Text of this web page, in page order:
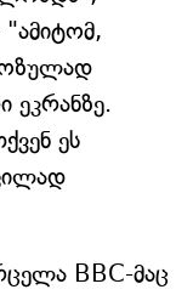
"ამიტომ,
ეკრანზე.
ეს
BBC-მაც